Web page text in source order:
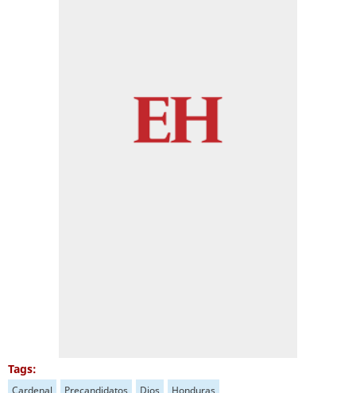
Tags:
Cardenal Precandidatos Dios Honduras